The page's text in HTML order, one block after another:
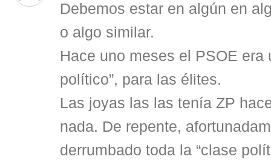
Debemos estar en algún en
o algo similar.
Hace uno meses el PSOE era
político”, para las élites.
Las joyas las las tenía ZP
nada. De repente,
derrumbado toda la “clase